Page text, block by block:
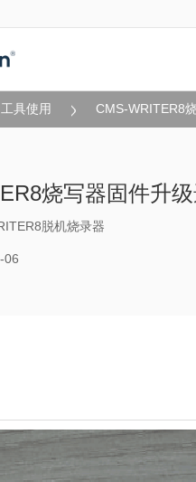
工具使用 CMS-WRITER8
烧写器固件升
脱机烧录器
06